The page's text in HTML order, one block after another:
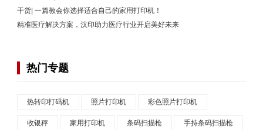
干货| 一篇教会你选择适合自己的家用打印机！
精准医疗解决方案，汉印助力医疗行业开启美好未来
热门专题
热转印打码机 照片打印机 彩色照片打印机
收银秤 家用打印机 条码扫描枪 手持条码扫描枪